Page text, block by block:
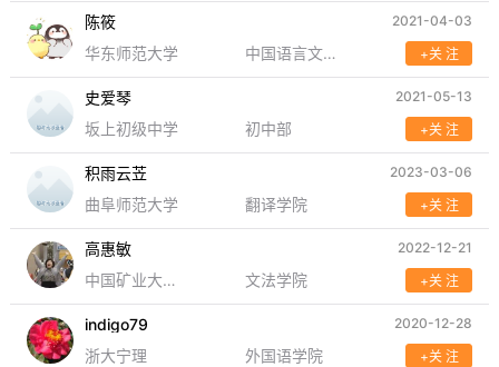
陈筱 2021-04-03
华东师范大学 中国语言文学系 +关 注
史爱琴 2021-05-13
坂上初级中学 初中部 +关 注
积雨云苙 2023-03-06
曲阜师范大学 翻译学院 +关 注
高惠敏 2022-12-21
中国矿业大学（北京） 文法学院 +关 注
indigo79 2020-12-28
浙大宁理 外国语学院 +关 注